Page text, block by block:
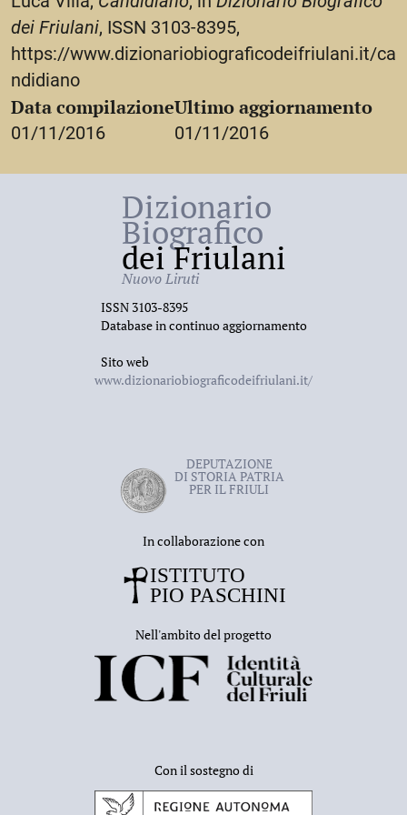
dei Friulani, ISSN 3103-8395,
https://www.dizionariobiograficodeifriulani.it/ca
ndidiano
Data compilazione
01/11/2016
Ultimo aggiornamento
01/11/2016
Dizionario
Biografico
dei Friulani
Nuovo Liruti
ISSN 3103-8395
Database in continuo aggiornamento
Sito web
www.dizionariobiograficodeifriulani.it/
DEPUTAZIONE
DI STORIA PATRIA
PER IL FRIULI
In collaborazione con
Nell'ambito del progetto
Con il sostegno di